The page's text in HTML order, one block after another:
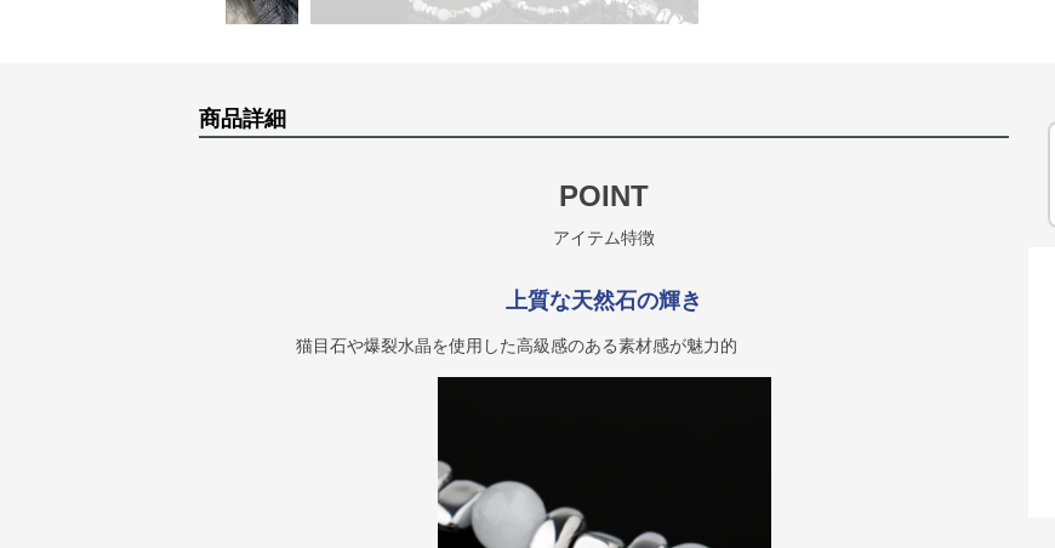
商品詳細
POINT
アイテム特徴
上質な天然石の輝き
猫目石や爆裂水晶を使用した高級感のある素材感が魅力的